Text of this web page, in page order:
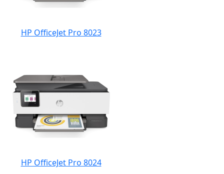
HP OfficeJet Pro 8023
HP OfficeJet Pro 8024